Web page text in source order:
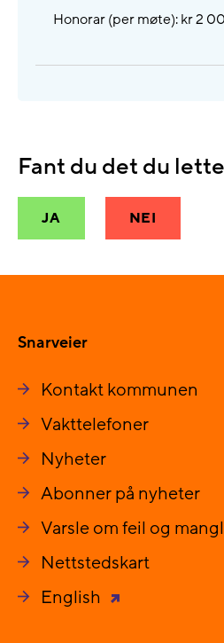
Honorar (per møte): kr 2
Fant du det du
JA NEI
Snarveier
Kontakt kommunen
Vakttelefoner
Nyheter
Abonner på nyheter
Varsle om feil og
Nettstedskart
English